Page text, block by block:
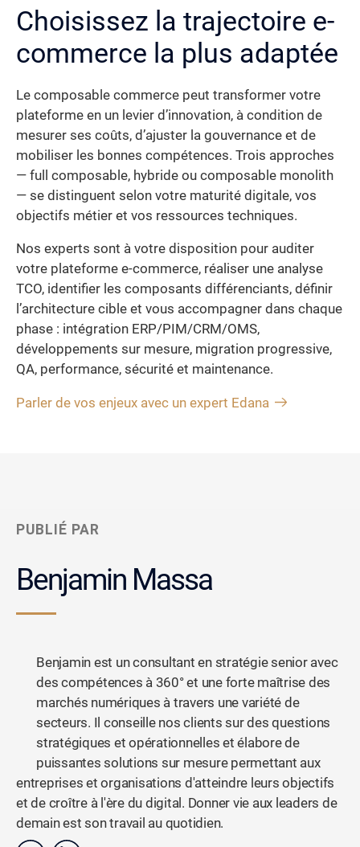
Choisissez la trajectoire e-
commerce la plus adaptée
Le composable commerce peut transformer votre
plateforme en un levier d’innovation, à condition de
mesurer ses coûts, d’ajuster la gouvernance et de
mobiliser les bonnes compétences. Trois approches
— full composable, hybride ou composable monolith
— se distinguent selon votre maturité digitale, vos
objectifs métier et vos ressources techniques.
Nos experts sont à votre disposition pour auditer
votre plateforme e-commerce, réaliser une analyse
TCO, identifier les composants différenciants, définir
l’architecture cible et vous accompagner dans chaque
phase : intégration ERP/PIM/CRM/OMS,
développements sur mesure, migration progressive,
QA, performance, sécurité et maintenance.
Parler de vos enjeux avec un expert Edana
PUBLIÉ PAR
Benjamin Massa
Benjamin est un consultant en stratégie senior avec
des compétences à 360° et une forte maîtrise des
marchés numériques à travers une variété de
secteurs. Il conseille nos clients sur des questions
stratégiques et opérationnelles et élabore de
puissantes solutions sur mesure permettant aux
entreprises et organisations d'atteindre leurs objectifs
et de croître à l'ère du digital. Donner vie aux leaders de
demain est son travail au quotidien.